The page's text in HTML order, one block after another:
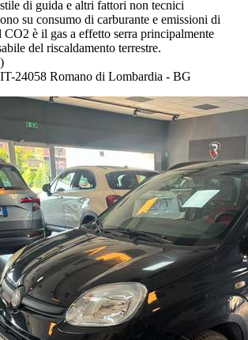
di guida e altri fattori non tecnici
su consumo di carburante e emissioni di
è il gas a effetto serra principalmente
del riscaldamento terrestre.
IT-24058 Romano di Lombardia - BG